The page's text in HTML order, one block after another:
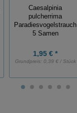
Caesalpinia
pulcherrima
Paradiesvogelstrauch
5 Samen
1,95 € *
Grundpreis: 0,39 € / Stück